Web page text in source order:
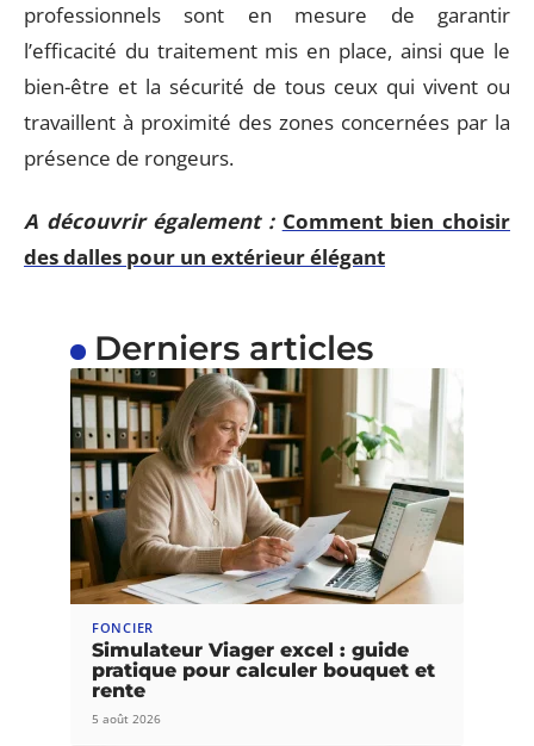
professionnels sont en mesure de garantir
l’efficacité du traitement mis en place, ainsi que le
bien-être et la sécurité de tous ceux qui vivent ou
travaillent à proximité des zones concernées par la
présence de rongeurs.
A découvrir également : Comment bien choisir
des dalles pour un extérieur élégant
Derniers articles
FONCIER
Simulateur Viager excel : guide
pratique pour calculer bouquet et
rente
5 août 2026